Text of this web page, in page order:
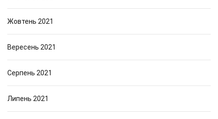
Жовтень 2021
Вересень 2021
Серпень 2021
Липень 2021